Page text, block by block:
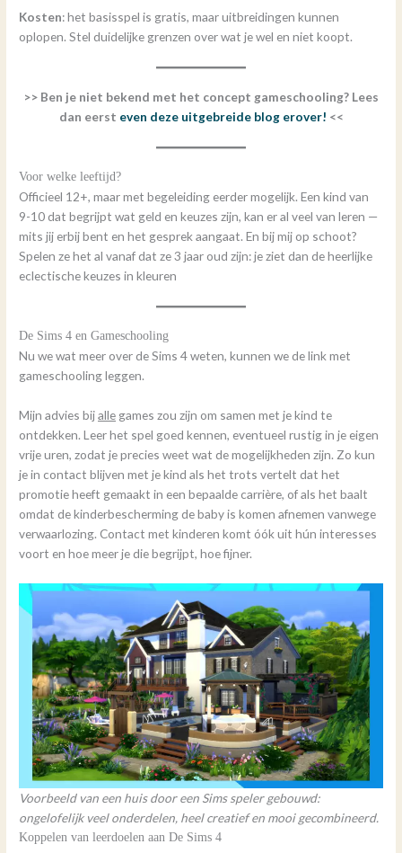
Kosten: het basisspel is gratis, maar uitbreidingen kunnen
oplopen. Stel duidelijke grenzen over wat je wel en niet koopt.
>> Ben je niet bekend met het concept gameschooling? Lees
dan eerst even deze uitgebreide blog erover! <<
Voor welke leeftijd?
Officieel 12+, maar met begeleiding eerder mogelijk. Een kind van
9-10 dat begrijpt wat geld en keuzes zijn, kan er al veel van leren —
mits jij erbij bent en het gesprek aangaat. En bij mij op schoot?
Spelen ze het al vanaf dat ze 3 jaar oud zijn: je ziet dan de heerlijke
eclectische keuzes in kleuren
De Sims 4 en Gameschooling
Nu we wat meer over de Sims 4 weten, kunnen we de link met
gameschooling leggen.
Mijn advies bijalle games zou zijn om samen met je kind te
ontdekken. Leer het spel goed kennen, eventueel rustig in je eigen
vrije uren, zodat je precies weet wat de mogelijkheden zijn. Zo kun
je in contact blijven met je kind als het trots vertelt dat het
promotie heeft gemaakt in een bepaalde carrière, of als het baalt
omdat de kinderbescherming de baby is komen afnemen vanwege
verwaarlozing. Contact met kinderen komt óók uit hún interesses
voort en hoe meer je die begrijpt, hoe fijner.
Voorbeeld van een huis door een Sims speler gebouwd:
ongelofelijk veel onderdelen, heel creatief en mooi gecombineerd.
Koppelen van leerdoelen aan De Sims 4